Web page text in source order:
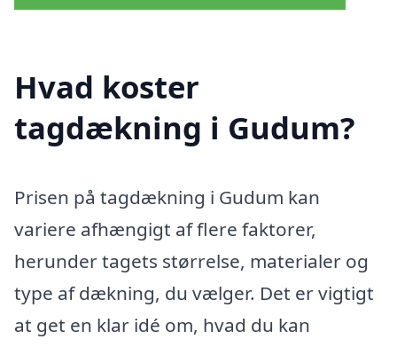
Hvad koster
tagdækning i Gudum?
Prisen på tagdækning i Gudum kan
variere afhængigt af flere faktorer,
herunder tagets størrelse, materialer og
type af dækning, du vælger. Det er vigtigt
at get en klar idé om, hvad du kan